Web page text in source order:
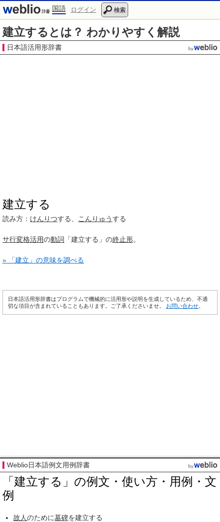
国語 ログイン 検索
建立するとは？ わかりやすく解説
日本語活用形辞書
建立する
読み方： けんりつする、 こんりゅうする
サ行変格活用の動詞 「建立する」の終止形。
» 「建立」の意味を調べる
日本語活用形辞書はプログラムで機械的に活用形や説明を生成しているため、不適
切な項目が含まれていることもあります。ご了承くださいませ。 お問い合わせ
Weblio日本語例文用例辞書
「建立する」の例文・使い方・用例・文
例
故人のために墓碑を建立する